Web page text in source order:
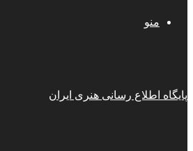
منو
پایگاه اطلاع رسانی هنری ایران